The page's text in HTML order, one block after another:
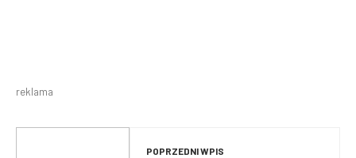
reklama
POPRZEDNI WPIS